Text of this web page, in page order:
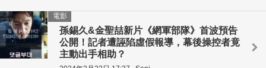
孫錫久&金聖喆新片《網軍部隊》首波預告
公開！記者遭誣陷虛假報導，幕後操控者竟
主動出手相助？
電影